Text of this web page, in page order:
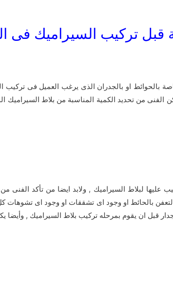
قبل تركيب السيراميك فى
بالحوائط او بالجدران الذى يرغب العميل فى
عليها لبلاط السيراميك , ولابد ايضا من تأكد الفنى
بالحائط او وجود اى تشققات او وجود اى تشوهات
قبل ان يقوم بمرحله تركيب بلاط السيراميك , وأيضا